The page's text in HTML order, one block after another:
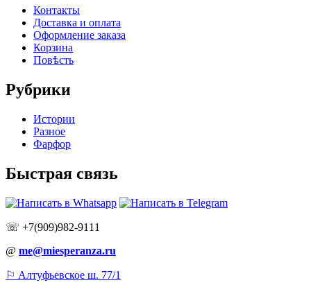
Контакты
Доставка и оплата
Оформление заказа
Корзина
Повѣсть
Рубрики
Истории
Разное
Фарфор
Быстрая связь
☏ +7(909)982-9111
@ me@miesperanza.ru
⚐ Алтуфьевское ш. 77/1